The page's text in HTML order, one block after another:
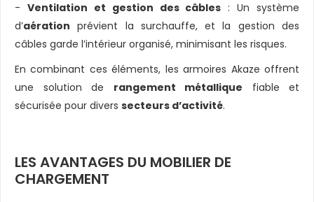
LES AVANTAGES DU MOBILIER DE
CHARGEMENT
- Ventilation et gestion des câbles : Un système
d’aération prévient la surchauffe, et la gestion des
câbles garde l’intérieur organisé, minimisant les risques.
En combinant ces éléments, les armoires Akaze offrent
une solution de rangement métallique fiable et
sécurisée pour divers secteurs d’activité.